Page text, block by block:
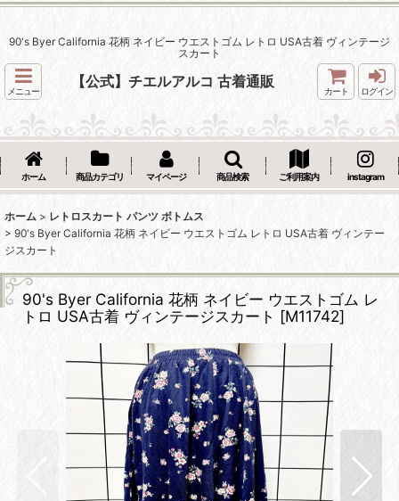
90's Byer California 花柄 ネイビー ウエストゴム レトロ USA古着 ヴィンテージ
スカート
メニュー
【公式】チエルアルコ 古着通販
カート ログイン
ホーム 商品カテゴリ マイページ 商品検索 ご利用案内 instagram
ホーム > レトロスカート パンツ ボトムス
> 90's Byer California 花柄 ネイビー ウエストゴム レトロ USA古着 ヴィンテー
ジスカート
90's Byer California 花柄 ネイビー ウエストゴム レ
トロ USA古着 ヴィンテージスカート [M11742]